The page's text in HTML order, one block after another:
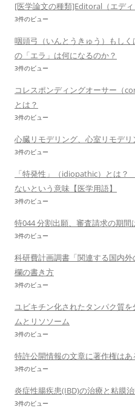
[医学論文の種類]Editoral（エデ
3件のビュー
咽頭弓（いんとうきゅう）もし
の「エラ」は何になるのか？
3件のビュー
コレスポンディングオーサー（
とは？
3件のビュー
心臓リモデリング、心室リモデ
3件のビュー
「特発性」（idiopathic）とは
ないという意味【医学用語】
3件のビュー
特044 分割出願、審査請求の期間
3件のビュー
科研費計画調書「関連する国内外
欄の書き方
3件のビュー
ユビキチン化されたタンパク質
ムとリソソーム
3件のビュー
特許公開情報の文章に著作権はあ
3件のビュー
炎症性腸疾患(IBD)の治療と粘膜
3件のビュー